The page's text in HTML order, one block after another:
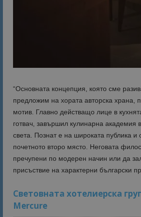
“Основната концепция, която сме
предложим на хората авторска храна,
мотив. Главно действащо лице в
готвач, завършил кулинарна академия
света. Познат е на широката публика
почетното второ място. Неговата
пречупени по модерен начин или да
присъствие на характерни български
Световната хотелиерска
Mercure
_ga_B09EBBY8PY
_ga_WXPDN4HSCV
_ga_FK650GXHRZ
_ga